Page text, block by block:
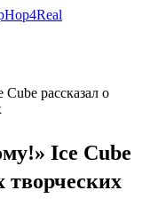
рассказал о
Ice Cube
творческих